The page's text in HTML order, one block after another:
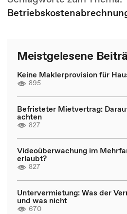
Meistgelesene
Keine Maklerprovision für
895
Befristeter Mietvertrag:
achten
827
Videoüberwachung im
erlaubt?
827
Untervermietung: Was der
und was nicht
670